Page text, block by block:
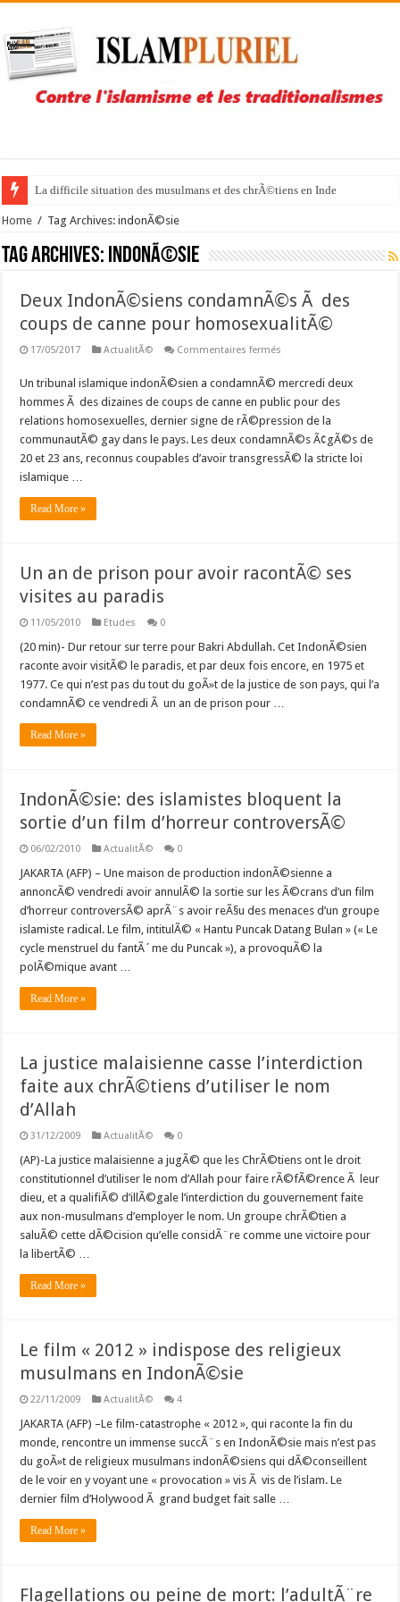
La difficile situation des musulmans et des chrÃ©tiens en Inde
Home / Tag Archives: indonÃ©sie
Tag Archives: indonÃ©sie
Deux IndonÃ©siens condamnÃ©s Ã des
coups de canne pour homosexualitÃ©
17/05/2017 ActualitÃ© Commentaires fermés
condamnÃ©s
Ã
des
coups
de
canne
pour
homosexualitÃ©
Un tribunal islamique indonÃ©sien a condamnÃ© mercredi deux
hommes Ã des dizaines de coups de canne en public pour des
relations homosexuelles, dernier signe de rÃ©pression de la
communautÃ© gay dans le pays. Les deux condamnÃ©s Ã¢gÃ©s de
20 et 23 ans, reconnus coupables d’avoir transgressÃ© la stricte loi
islamique …
Read More »
Un an de prison pour avoir racontÃ© ses
visites au paradis
11/05/2010 Etudes 0
(20 min)- Dur retour sur terre pour Bakri Abdullah. Cet IndonÃ©sien
raconte avoir visitÃ© le paradis, et par deux fois encore, en 1975 et
1977. Ce qui n’est pas du tout du goÃ»t de la justice de son pays, qui l’a
condamnÃ© ce vendredi Ã un an de prison pour …
Read More »
IndonÃ©sie: des islamistes bloquent la
sortie d’un film d’horreur controversÃ©
06/02/2010 ActualitÃ© 0
JAKARTA (AFP) – Une maison de production indonÃ©sienne a
annoncÃ© vendredi avoir annulÃ© la sortie sur les Ã©crans d’un film
d’horreur controversÃ© aprÃ¨s avoir reÃ§u des menaces d’un groupe
islamiste radical. Le film, intitulÃ© « Hantu Puncak Datang Bulan » (« Le
cycle menstruel du fantÃ´me du Puncak »), a provoquÃ© la
polÃ©mique avant …
Read More »
La justice malaisienne casse l’interdiction
faite aux chrÃ©tiens d’utiliser le nom
d’Allah
31/12/2009 ActualitÃ© 0
(AP)-La justice malaisienne a jugÃ© que les ChrÃ©tiens ont le droit
constitutionnel d’utiliser le nom d’Allah pour faire rÃ©fÃ©rence Ã leur
dieu, et a qualifiÃ© d’illÃ©gale l’interdiction du gouvernement faite
aux non-musulmans d’employer le nom. Un groupe chrÃ©tien a
saluÃ© cette dÃ©cision qu’elle considÃ¨re comme une victoire pour
la libertÃ© …
Read More »
Le film « 2012 » indispose des religieux
musulmans en IndonÃ©sie
22/11/2009 ActualitÃ© 4
JAKARTA (AFP) –Le film-catastrophe « 2012 », qui raconte la fin du
monde, rencontre un immense succÃ¨s en IndonÃ©sie mais n’est pas
du goÃ»t de religieux musulmans indonÃ©siens qui dÃ©conseillent
de le voir en y voyant une « provocation » vis Ã vis de l’islam. Le
dernier film d’Holywood Ã grand budget fait salle …
Read More »
Flagellations ou peine de mort: l’adultÃ¨re